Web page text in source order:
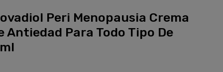
Peri Menopausia Crema
Antiedad Para Todo Tipo De